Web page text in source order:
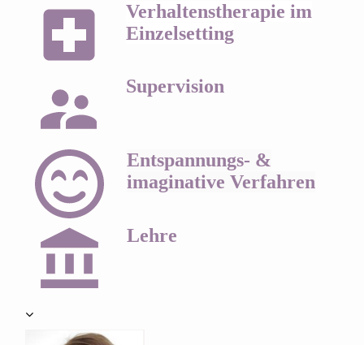
Verhaltenstherapie im
Einzelsetting
Supervision
Entspannungs- &
imaginative Verfahren
Lehre